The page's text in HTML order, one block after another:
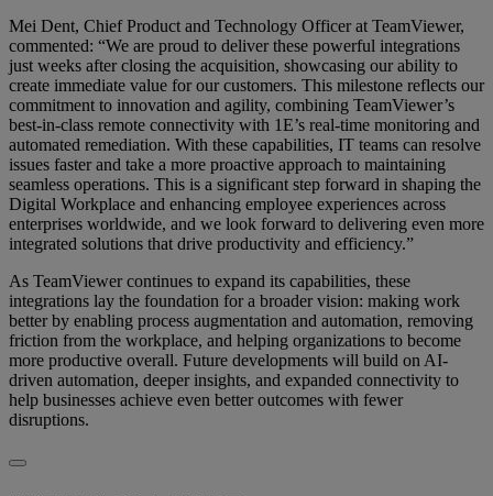
Mei Dent, Chief Product and Technology Officer at TeamViewer,
commented: “We are proud to deliver these powerful integrations
just weeks after closing the acquisition, showcasing our ability to
create immediate value for our customers. This milestone reflects our
commitment to innovation and agility, combining TeamViewer’s
best-in-class remote connectivity with 1E’s real-time monitoring and
automated remediation. With these capabilities, IT teams can resolve
issues faster and take a more proactive approach to maintaining
seamless operations. This is a significant step forward in shaping the
Digital Workplace and enhancing employee experiences across
enterprises worldwide, and we look forward to delivering even more
integrated solutions that drive productivity and efficiency.”
As TeamViewer continues to expand its capabilities, these
integrations lay the foundation for a broader vision: making work
better by enabling process augmentation and automation, removing
friction from the workplace, and helping organizations to become
more productive overall. Future developments will build on AI-
driven automation, deeper insights, and expanded connectivity to
help businesses achieve even better outcomes with fewer
disruptions.